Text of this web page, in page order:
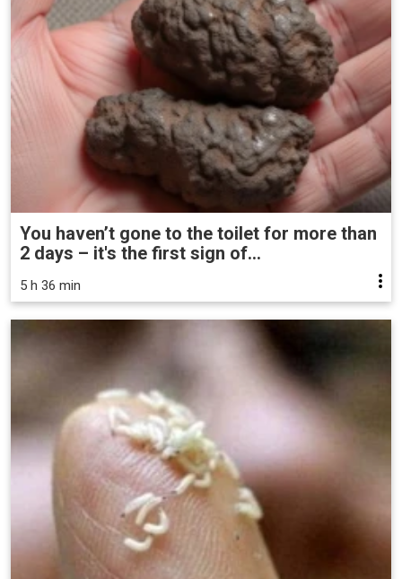
You haven’t gone to the toilet for more than
2 days – it's the first sign of...
5 h 36 min